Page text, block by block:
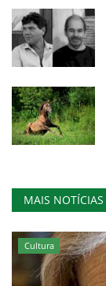
MAIS NOTÍCIAS
Cultura